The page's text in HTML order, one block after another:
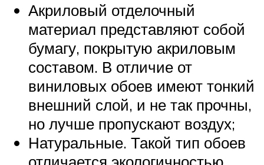
Акриловый отделочный
материал представляют собой
бумагу, покрытую акриловым
составом. В отличие от
виниловых обоев имеют тонкий
внешний слой, и не так прочны,
но лучше пропускают воздух;
Натуральные. Такой тип обоев